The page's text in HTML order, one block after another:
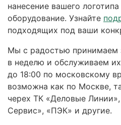
нанесение вашего логотипа
оборудование. Узнайте
подходящих под ваши
Мы с радостью принимаем
в неделю и обслуживаем
до 18:00 по московскому
возможна как по Москве,
черех ТК «Деловые
Сервис», «ПЭК» и другие.